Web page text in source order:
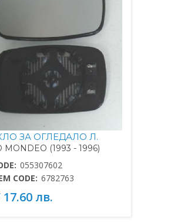
ЗА ОГЛЕДАЛО Л.
MONDEO (1993 - 1996)
055307602
CODE: 6782763
17.60 лв.